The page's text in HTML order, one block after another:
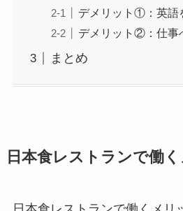
デメリット①：英語
デメリット②：仕事
まとめ
日本食レストランで働